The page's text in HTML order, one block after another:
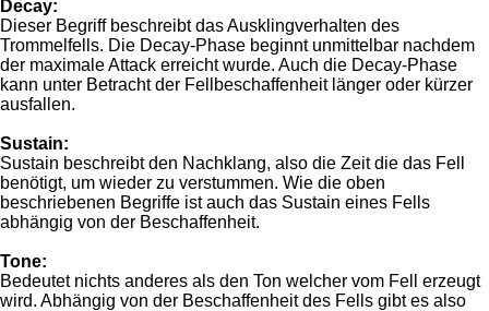
Decay:
Dieser Begriff beschreibt das Ausklingverhalten des
Trommelfells. Die Decay-Phase beginnt unmittelbar nachdem
der maximale Attack erreicht wurde. Auch die Decay-Phase
kann unter Betracht der Fellbeschaffenheit länger oder kürzer
ausfallen.
Sustain:
Sustain beschreibt den Nachklang, also die Zeit die das Fell
benötigt, um wieder zu verstummen. Wie die oben
beschriebenen Begriffe ist auch das Sustain eines Fells
abhängig von der Beschaffenheit.
Tone:
Bedeutet nichts anderes als den Ton welcher vom Fell erzeugt
wird. Abhängig von der Beschaffenheit des Fells gibt es also